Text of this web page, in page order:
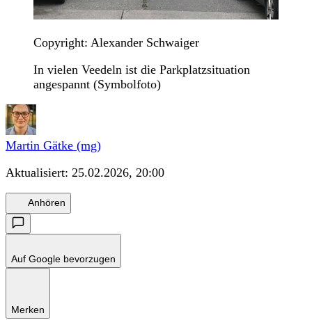
Copyright: Alexander Schwaiger
In vielen Veedeln ist die Parkplatzsituation
angespannt (Symbolfoto)
Martin Gätke (mg)
Aktualisiert: 25.02.2026, 20:00
Anhören
Auf Google bevorzugen
Merken